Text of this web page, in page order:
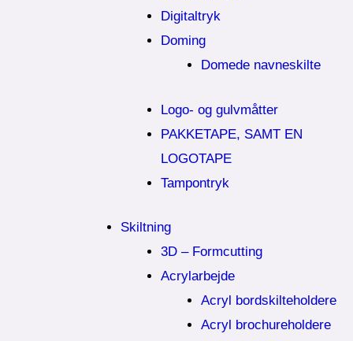
Digitaltryk
Doming
Domede navneskilte
Logo- og gulvmåtter
PAKKETAPE, SAMT EN
LOGOTAPE
Tampontryk
Skiltning
3D – Formcutting
Acrylarbejde
Acryl bordskilteholdere
Acryl brochureholdere